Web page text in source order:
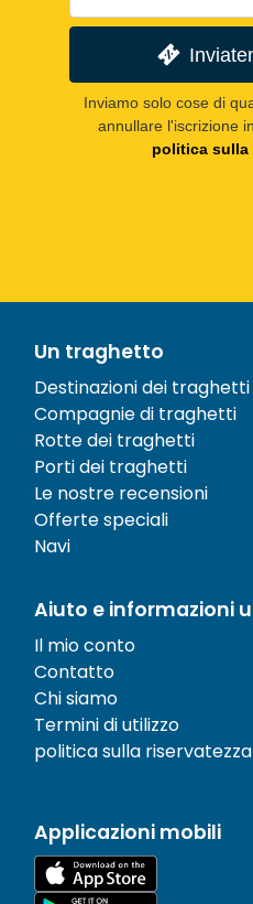
Inviamo solo cose di
annullare l'iscrizione
politica sulla
Un traghetto
Destinazioni dei traghetti
Compagnie di traghetti
Rotte dei traghetti
Porti dei traghetti
Le nostre recensioni
Offerte speciali
Navi
Aiuto e informazioni
Il mio conto
Contatto
Chi siamo
Termini di utilizzo
politica sulla riservatezza
Applicazioni mobili